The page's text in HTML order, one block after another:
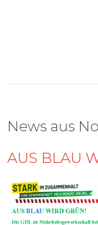
News aus
AUS BLAU